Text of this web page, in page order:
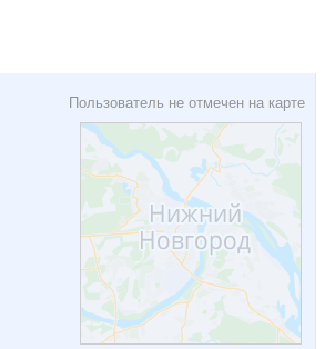
Пользователь не отмечен на карте